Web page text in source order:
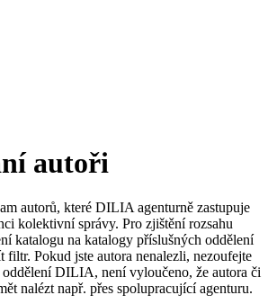
autoři
autorů, které DILIA agenturně zastupuje
kolektivní správy. Pro zjištění rozsahu
katalogu na katalogy příslušných oddělení
filtr. Pokud jste autora nenalezli, nezoufejte
oddělení DILIA, není vyloučeno, že autora či
nalézt např. přes spolupracující agenturu.